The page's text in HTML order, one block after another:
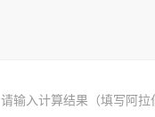
请输入计算结果（填写阿